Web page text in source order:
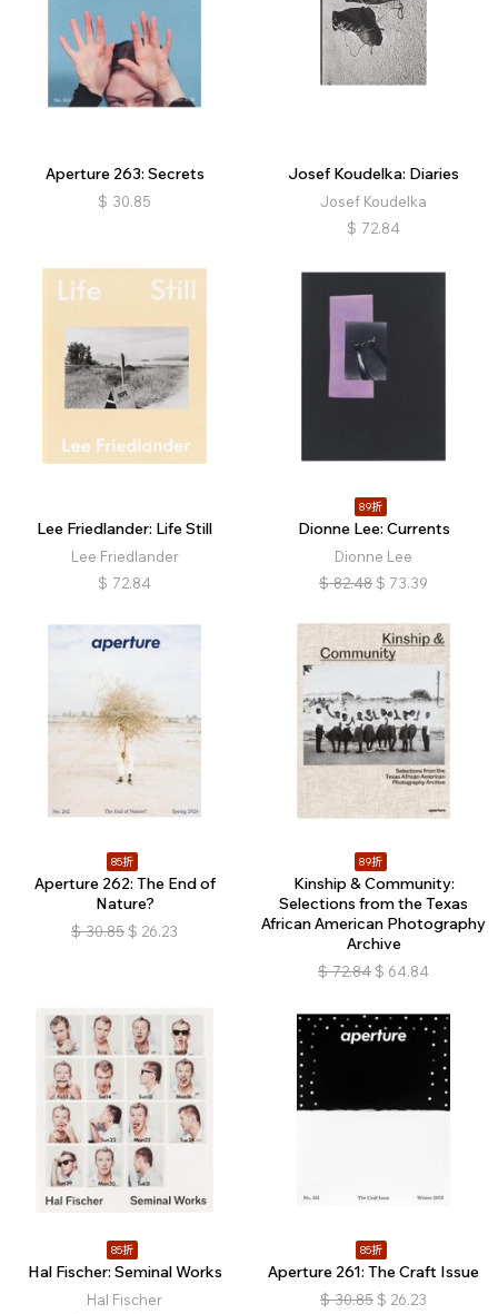
Aperture 263: Secrets
$ 30.85
Josef Koudelka: Diaries
Josef Koudelka
$ 72.84
Lee Friedlander: Life Still
Lee Friedlander
$ 72.84
89折
Dionne Lee: Currents
Dionne Lee
$ 82.48 $ 73.39
85折
Aperture 262: The End of
Nature?
$ 30.85 $ 26.23
89折
Kinship & Community:
Selections from the Texas
African American Photography
Archive
$ 72.84 $ 64.84
85折
Hal Fischer: Seminal Works
Hal Fischer
85折
Aperture 261: The Craft Issue
$ 30.85 $ 26.23